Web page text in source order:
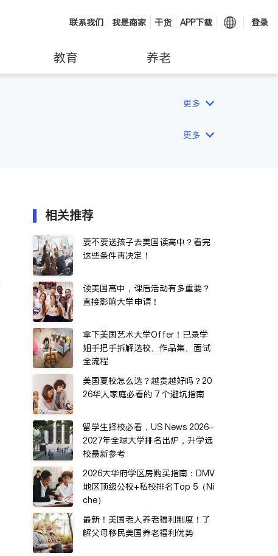
联系我们 我是商家 干货 APP下载 登录
教育 养老
更多
更多
相关推荐
要不要送孩子去美国读高中？看完
这些条件再决定！
读美国高中，课后活动有多重要？
直接影响大学申请！
拿下美国艺术大学Offer！已录学
姐手把手拆解选校、作品集、面试
全流程
美国夏校怎么选？越贵越好吗？20
26华人家庭必看的 7 个避坑指南
留学生择校必看，US News 2026-
2027年全球大学排名出炉，升学选
校最新参考
2026大华府学区房购买指南：DMV
地区顶级公校+私校排名Top 5（Ni
che）
最新！美国老人养老福利制度！了
解父母移民美国养老福利优势